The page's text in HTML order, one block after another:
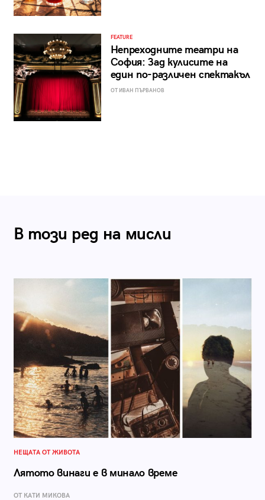
FEATURE
Непреходните театри на
София: Зад кулисите на
един по-различен спектакъл
ОТ ИВАН ПЪРВАНОВ
В този ред на мисли
НЕЩАТА ОТ ЖИВОТА
Лятото винаги е в минало време
ОТ КАТИ МИКОВА